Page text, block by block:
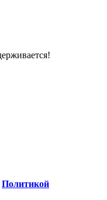
Политикой